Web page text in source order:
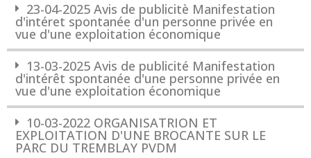
23-04-2025 Avis de publicitè Manifestation
d'intéret spontanée d'un personne privée en
vue d'une exploitation économique
13-03-2025 Avis de publicité Manifestation
d'intérêt spontanée d'une personne privée en
vue d'une exploitation économique
10-03-2022 ORGANISATRION ET
EXPLOITATION D'UNE BROCANTE SUR LE
PARC DU TREMBLAY PVDM